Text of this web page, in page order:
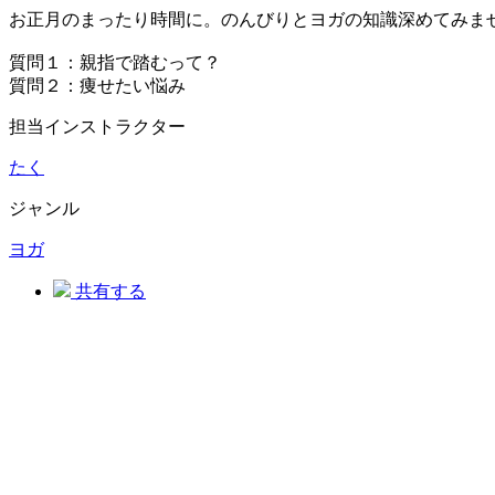
お正月のまったり時間に。のんびりとヨガの知識深めてみま
質問１：親指で踏むって？
質問２：痩せたい悩み
担当インストラクター
たく
ジャンル
ヨガ
共有する